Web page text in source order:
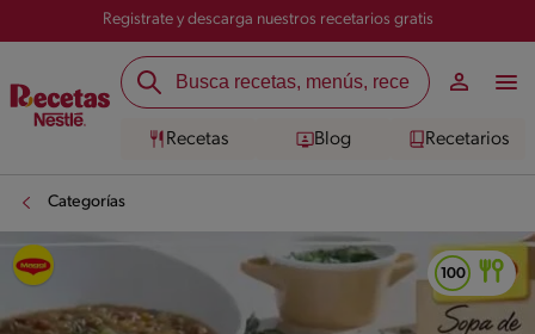
Registrate y descarga nuestros recetarios gratis
Recetas Blog Recetarios
Categorías